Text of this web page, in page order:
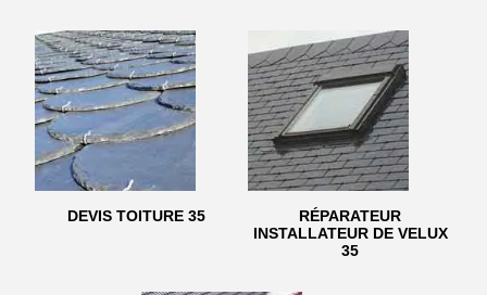
DEVIS TOITURE 35
RÉPARATEUR
INSTALLATEUR DE VELUX
35